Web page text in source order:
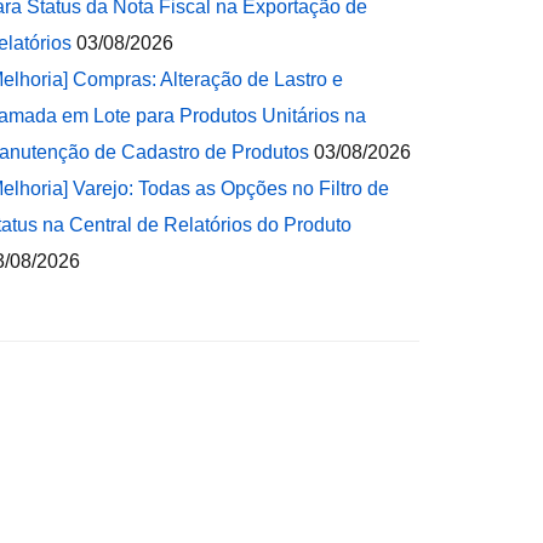
Status da Nota Fiscal na Exportação de
03/08/2026
Compras: Alteração de Lastro e
em Lote para Produtos Unitários na
de Cadastro de Produtos 03/08/2026
Varejo: Todas as Opções no Filtro de
na Central de Relatórios do Produto
08/2026